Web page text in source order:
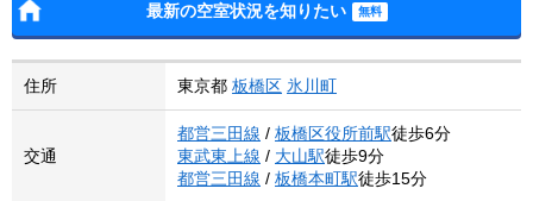
最新の空室状況を知りたい
住所 東京都 板橋区 氷川町
交通
都営三田線 / 板橋区役所前駅徒歩6分
東武東上線 / 大山駅徒歩9分
都営三田線 / 板橋本町駅徒歩15分